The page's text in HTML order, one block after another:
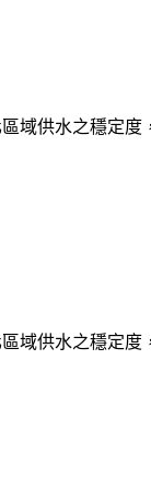
域供水之穩定
域供水之穩定